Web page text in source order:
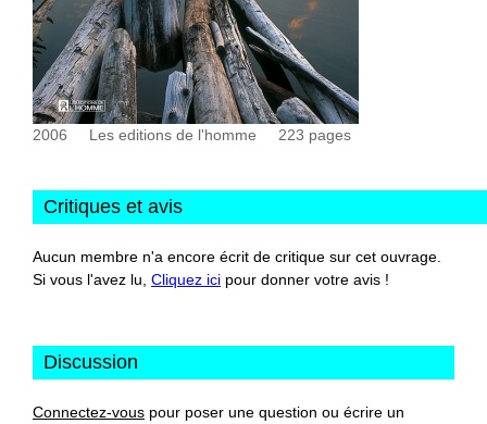
2006 Les editions de l'homme 223 pages
Critiques et avis
Aucun membre n'a encore écrit de critique sur cet ouvrage.
Si vous l'avez lu, Cliquez ici pour donner votre avis !
Discussion
Connectez-vous pour poser une question ou écrire un